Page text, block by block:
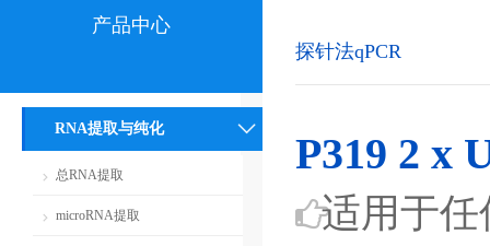
产品中心
RNA提取与纯化
总RNA提取
microRNA提取
探针法qPCR
P319 2 x
适用于任